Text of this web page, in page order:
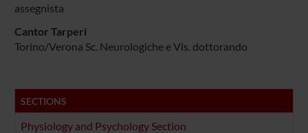
assegnista
Cantor Tarperi
Torino/Verona Sc. Neurologiche e Vis. dottorando
SECTIONS
Physiology and Psychology Section